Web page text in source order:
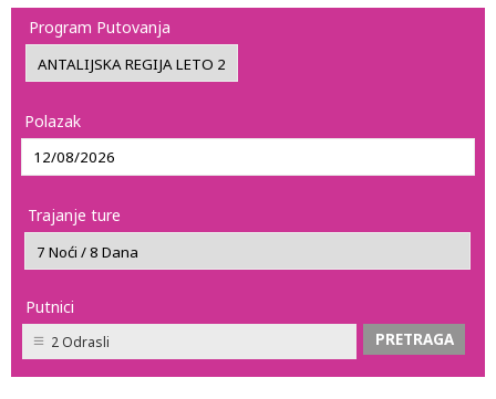
Program Putovanja
Polazak
Trajanje ture
Putnici
2 Odrasli